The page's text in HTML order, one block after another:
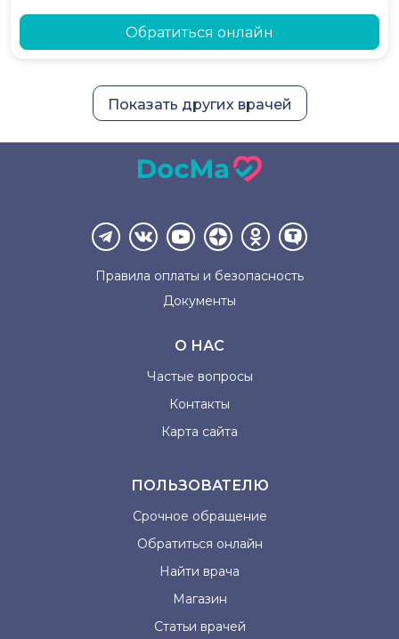
Обратиться онлайн
Показать других врачей
Правила оплаты и безопасность
Документы
О НАС
Частые вопросы
Контакты
Карта сайта
ПОЛЬЗОВАТЕЛЮ
Срочное обращение
Обратиться онлайн
Найти врача
Магазин
Статьи врачей